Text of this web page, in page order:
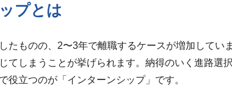
プとは
たものの、2〜3年で離職するケースが増加して
てしまうことが挙げられます。納得のいく進路
役立つのが「インターンシップ」です。